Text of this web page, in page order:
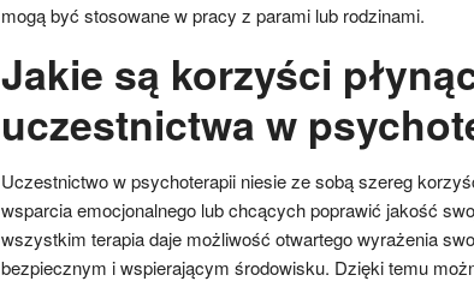
mogą być stosowane w pracy z parami lub rodzinami.
Jakie są korzyści
uczestnictwa w
Uczestnictwo w psychoterapii niesie ze sobą szereg
wsparcia emocjonalnego lub chcących poprawić jakość
wszystkim terapia daje możliwość otwartego wyrażenia
bezpiecznym i wspierającym środowisku. Dzięki temu